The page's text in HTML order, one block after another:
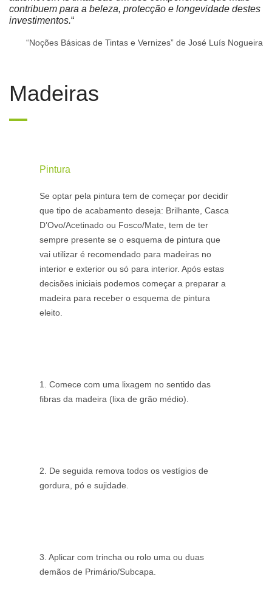
contribuem para a beleza, protecção e longevidade destes
investimentos.“
“Noções Básicas de Tintas e Vernizes” de José Luís Nogueira
Madeiras
Pintura
Se optar pela pintura tem de começar por decidir
que tipo de acabamento deseja: Brilhante, Casca
D’Ovo/Acetinado ou Fosco/Mate, tem de ter
sempre presente se o esquema de pintura que
vai utilizar é recomendado para madeiras no
interior e exterior ou só para interior. Após estas
decisões iniciais podemos começar a preparar a
madeira para receber o esquema de pintura
eleito.
1. Comece com uma lixagem no sentido das
fibras da madeira (lixa de grão médio).
2. De seguida remova todos os vestígios de
gordura, pó e sujidade.
3. Aplicar com trincha ou rolo uma ou duas
demãos de Primário/Subcapa.